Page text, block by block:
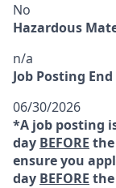
No
Hazardous
n/a
Job Posting
06/30/2026
*A job posting
day BEFORE the
ensure you
day BEFORE